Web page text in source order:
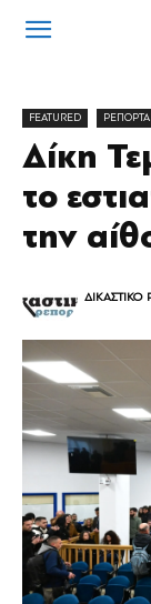
FEATURED
Δίκη
το
την
ΔΙΚΑΣΤΙΚΟ